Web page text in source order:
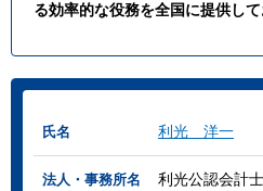
る効率的な役務を全国に提供して
氏名 利光 洋一
法人・事務所名 利光公認会計